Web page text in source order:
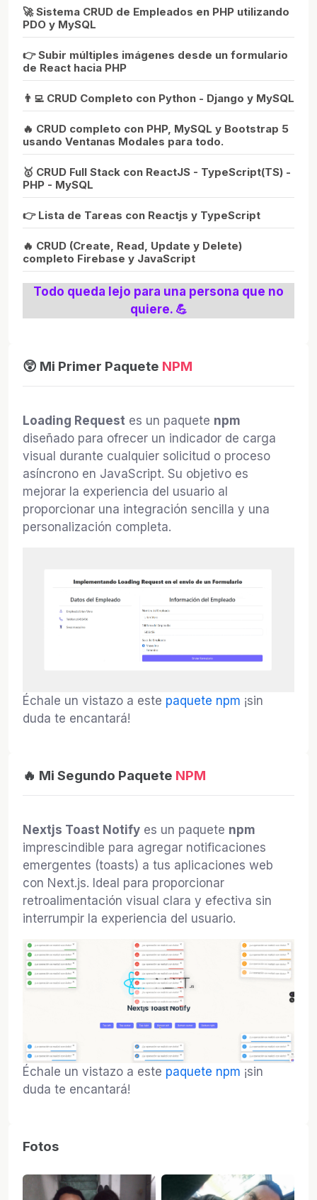
🚀 Sistema CRUD de Empleados en PHP utilizando
PDO y MySQL
👉 Subir múltiples imágenes desde un formulario
de React hacia PHP
👨‍💻 CRUD Completo con Python - Django y MySQL
🔥 CRUD completo con PHP, MySQL y Bootstrap 5
usando Ventanas Modales para todo.
🥇 CRUD Full Stack con ReactJS - TypeScript(TS) -
PHP - MySQL
👉 Lista de Tareas con Reactjs y TypeScript
🔥 CRUD (Create, Read, Update y Delete)
completo Firebase y JavaScript
Todo queda lejo para una persona que no
quiere. 💪
😲 Mi Primer Paquete NPM
Loading Request es un paquete npm
diseñado para ofrecer un indicador de carga
visual durante cualquier solicitud o proceso
asíncrono en JavaScript. Su objetivo es
mejorar la experiencia del usuario al
proporcionar una integración sencilla y una
personalización completa.
Échale un vistazo a este paquete npm ¡sin
duda te encantará!
🔥 Mi Segundo Paquete NPM
Nextjs Toast Notify es un paquete npm
imprescindible para agregar notificaciones
emergentes (toasts) a tus aplicaciones web
con Next.js. Ideal para proporcionar
retroalimentación visual clara y efectiva sin
interrumpir la experiencia del usuario.
Échale un vistazo a este paquete npm ¡sin
duda te encantará!
Fotos